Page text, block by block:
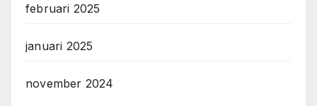
februari 2025
januari 2025
november 2024